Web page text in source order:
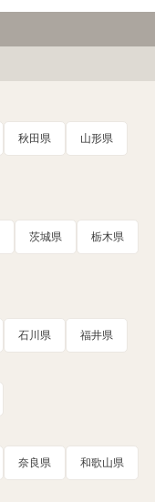
秋田県 山形県
茨城県 栃木県
石川県 福井県
奈良県 和歌山県